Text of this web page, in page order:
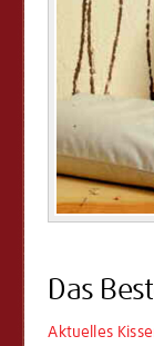
Das
Aktuelles